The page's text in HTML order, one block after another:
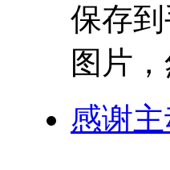
保存
图片
感谢